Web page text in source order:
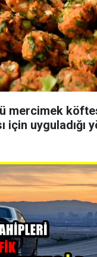
mercimek
için uyguladığı